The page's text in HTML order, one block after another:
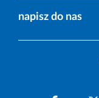
napisz do nas